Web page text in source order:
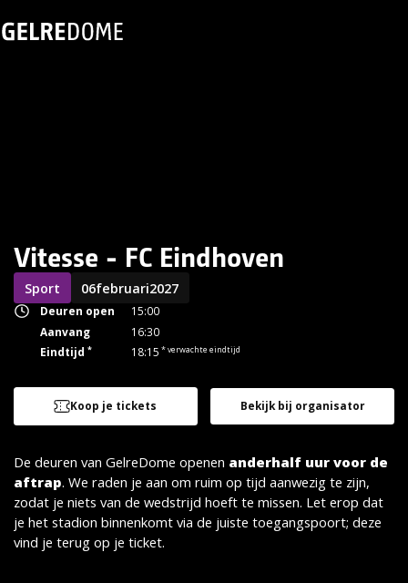
Vitesse - FC Eindhoven
Sport 06februari2027
Deuren open
15:00
Aanvang
16:30
Eindtijd* 18:15 * verwachte eindtijd
Koop je tickets Bekijk bij organisator
De deuren van GelreDome openen anderhalf uur voor de
aftrap. We raden je aan om ruim op tijd aanwezig te zijn,
zodat je niets van de wedstrijd hoeft te missen. Let erop dat
je het stadion binnenkomt via de juiste toegangspoort; deze
vind je terug op je ticket.